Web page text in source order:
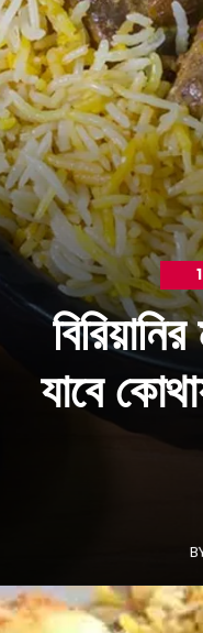
যাবে